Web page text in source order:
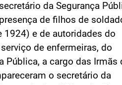
da Segurança
de filhos de
1924) e de autoridades do
de enfermeiras, do
Pública, a cargo das Irmãs
o secretário da